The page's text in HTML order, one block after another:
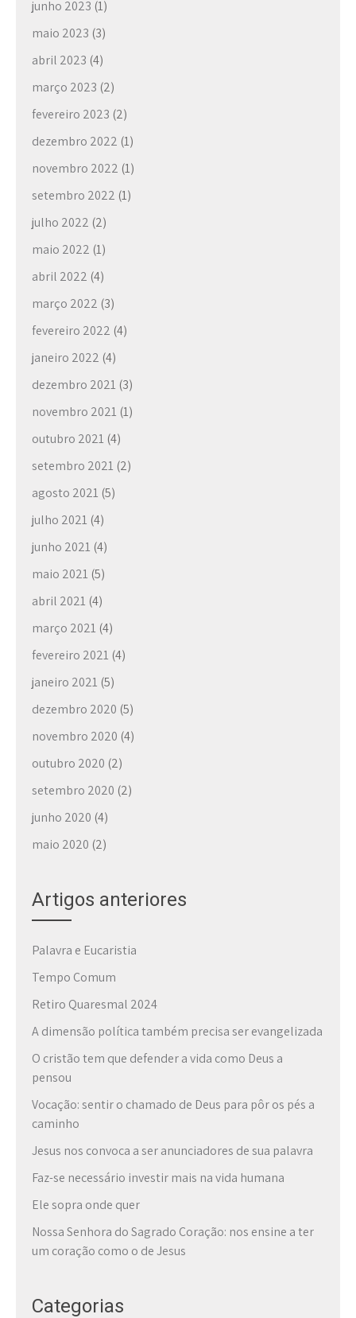
junho 2023 (1)
maio 2023 (3)
abril 2023 (4)
março 2023 (2)
fevereiro 2023 (2)
dezembro 2022 (1)
novembro 2022 (1)
setembro 2022 (1)
julho 2022 (2)
maio 2022 (1)
abril 2022 (4)
março 2022 (3)
fevereiro 2022 (4)
janeiro 2022 (4)
dezembro 2021 (3)
novembro 2021 (1)
outubro 2021 (4)
setembro 2021 (2)
agosto 2021 (5)
julho 2021 (4)
junho 2021 (4)
maio 2021 (5)
abril 2021 (4)
março 2021 (4)
fevereiro 2021 (4)
janeiro 2021 (5)
dezembro 2020 (5)
novembro 2020 (4)
outubro 2020 (2)
setembro 2020 (2)
junho 2020 (4)
maio 2020 (2)
Artigos anteriores
Palavra e Eucaristia
Tempo Comum
Retiro Quaresmal 2024
A dimensão política também precisa ser evangelizada
O cristão tem que defender a vida como Deus a
pensou
Vocação: sentir o chamado de Deus para pôr os pés a
caminho
Jesus nos convoca a ser anunciadores de sua palavra
Faz-se necessário investir mais na vida humana
Ele sopra onde quer
Nossa Senhora do Sagrado Coração: nos ensine a ter
um coração como o de Jesus
Categorias